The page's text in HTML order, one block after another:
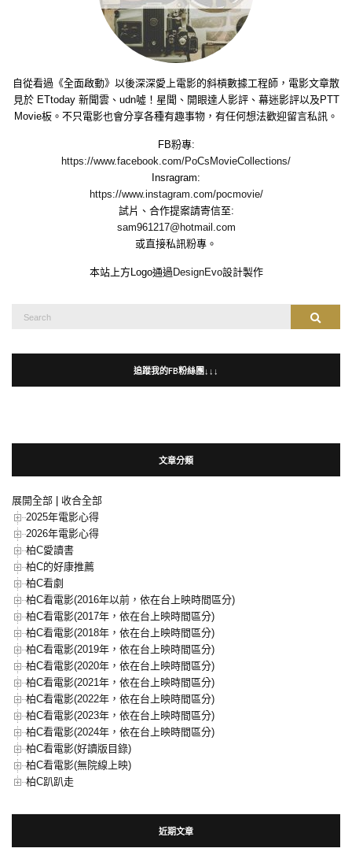
自從看過《全面啟動》以後深深愛上電影的斜槓數據工程師，電影文章散
見於 ETtoday 新聞雲、udn噓！星聞、開眼達人影評、幕迷影評以及PTT
Movie板。不只電影也會分享各種有趣事物，有任何想法歡迎留言私訊。
FB粉專:
https://www.facebook.com/PoCsMovieCollections/
Insragram:
https://www.instagram.com/pocmovie/
試片、合作提案請寄信至:
sam961217@hotmail.com
或直接私訊粉專。
本站上方Logo通過 DesignEvo設計製作
Search
追蹤我的FB粉絲團↓↓↓
文章分類
展開全部
收合全部
2025年電影心得
2026年電影心得
柏C愛讀書
柏C的好康推薦
柏C看劇
柏C看電影(2016年以前，依在台上映時間區分)
柏C看電影(2017年，依在台上映時間區分)
柏C看電影(2018年，依在台上映時間區分)
柏C看電影(2019年，依在台上映時間區分)
柏C看電影(2020年，依在台上映時間區分)
柏C看電影(2021年，依在台上映時間區分)
柏C看電影(2022年，依在台上映時間區分)
柏C看電影(2023年，依在台上映時間區分)
柏C看電影(2024年，依在台上映時間區分)
柏C看電影(好讀版目錄)
柏C看電影(無院線上映)
柏C趴趴走
近期文章